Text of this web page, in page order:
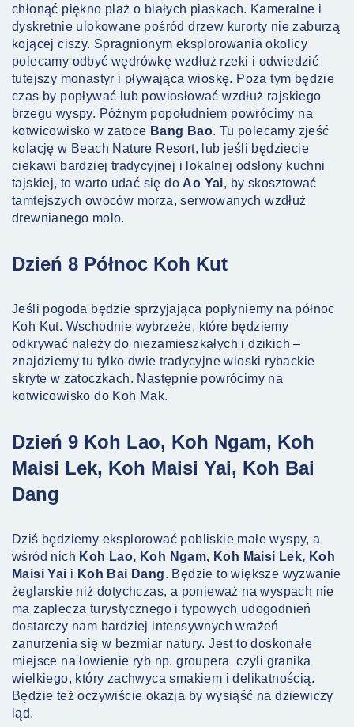
chłonąć piękno plaż o białych piaskach. Kameralne i
dyskretnie ulokowane pośród drzew kurorty nie zaburzą
kojącej ciszy. Spragnionym eksplorowania okolicy
polecamy odbyć wędrówkę wzdłuż rzeki i odwiedzić
tutejszy monastyr i pływająca wioskę. Poza tym będzie
czas by popływać lub powiosłować wzdłuż rajskiego
brzegu wyspy. Późnym popołudniem powrócimy na
kotwicowisko w zatoce Bang Bao. Tu polecamy zjeść
kolację w Beach Nature Resort, lub jeśli będziecie
ciekawi bardziej tradycyjnej i lokalnej odsłony kuchni
tajskiej, to warto udać się doAo Yai, by skosztować
tamtejszych owoców morza, serwowanych wzdłuż
drewnianego molo.
Dzień 8 Północ Koh Kut
Jeśli pogoda będzie sprzyjająca popłyniemy na północ
Koh Kut. Wschodnie wybrzeże, które będziemy
odkrywać należy do niezamieszkałych i dzikich –
znajdziemy tu tylko dwie tradycyjne wioski rybackie
skryte w zatoczkach. Następnie powrócimy na
kotwicowisko do Koh Mak.
Dzień 9 Koh Lao, Koh Ngam, Koh
Maisi Lek, Koh Maisi Yai, Koh Bai
Dang
Dziś będziemy eksplorować pobliskie małe wyspy, a
wśród nich Koh Lao, Koh Ngam, Koh Maisi Lek, Koh
Maisi Yai i Koh Bai Dang. Będzie to większe wyzwanie
żeglarskie niż dotychczas, a ponieważ na wyspach nie
ma zaplecza turystycznego i typowych udogodnień
dostarczy nam bardziej intensywnych wrażeń
zanurzenia się w bezmiar natury. Jest to doskonałe
miejsce na łowienie ryb np. groupera czyli granika
wielkiego, który zachwyca smakiem i delikatnością.
Będzie też oczywiście okazja by wysiąść na dziewiczy
ląd.